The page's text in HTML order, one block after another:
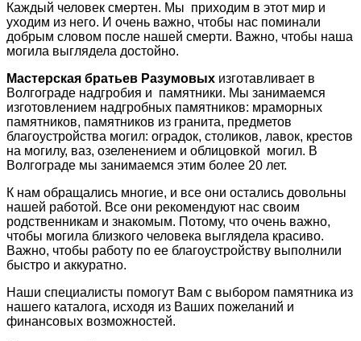
Каждый человек смертен. Мы приходим в этот мир и
уходим из него. И очень важно, чтобы нас поминали
добрым словом после нашей смерти. Важно, чтобы наша
могила выглядела достойно.
Мастерская братьев Разумовых изготавливает в
Волгограде надгробия и памятники. Мы занимаемся
изготовлением надгробных памятников: мраморных
памятников, памятников из гранита, предметов
благоустройства могил: оградок, столиков, лавок, крестов
на могилу, ваз, озеленением и облицовкой могил. В
Волгограде мы занимаемся этим более 20 лет.
К нам обращались многие, и все они остались довольны
нашей работой. Все они рекомендуют нас своим
родственникам и знакомым. Потому, что очень важно,
чтобы могила близкого человека выглядела красиво.
Важно, чтобы работу по ее благоустройству выполнили
быстро и аккуратно.
Наши специалисты помогут Вам с выбором памятника из
нашего каталога, исходя из Ваших пожеланий и
финансовых возможностей.